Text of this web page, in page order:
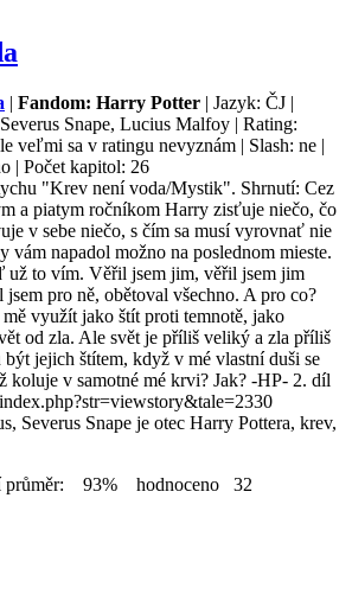
| Fandom: Harry Potter | Jazyk: ČJ |
Snape, Lucius Malfoy | Rating:
veľmi sa v ratingu nevyznám | Slash: ne |
| Počet kapitol: 26
"Krev není voda/Mystik". Shrnutí: Cez
a piatym ročníkom Harry zisťuje niečo, čo
v sebe niečo, s čím sa musí vyrovnať nie
vám napadol možno na poslednom mieste.
už to vím. Věřil jsem jim, věřil jsem jim
pro ně, obětoval všechno. A pro co?
využít jako štít proti temnotě, jako
od zla. Ale svět je příliš veliký a zla příliš
jejich štítem, když v mé vlastní duši se
koluje v samotné mé krvi? Jak? -HP- 2. díl
Severus Snape je otec Harry Pottera, krev,
průměr: 93% hodnoceno 32